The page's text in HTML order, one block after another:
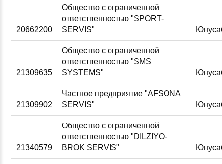
20662200
Общество с ограниченной
ответственностью "SPORT-
SERVIS"
21309635
Общество с ограниченной
ответственностью "SMS
SYSTEMS"
21309902
Частное предприятие "AFSONA
SERVIS"
21340579
Общество с ограниченной
ответственностью "DILZIYO-
BROK SERVIS"